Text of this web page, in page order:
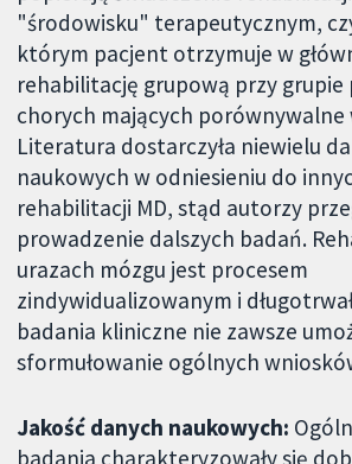
"środowisku" terapeutycznym,
którym pacjent otrzymuje w
rehabilitację grupową przy
chorych mających porównywalne
Literatura dostarczyła niewielu
naukowych w odniesieniu do
rehabilitacji MD, stąd autorzy
prowadzenie dalszych badań.
urazach mózgu jest procesem
zindywidualizowanym i
badania kliniczne nie zawsze
sformułowanie ogólnych
Jakość danych naukowych:
badania charakteryzowały się